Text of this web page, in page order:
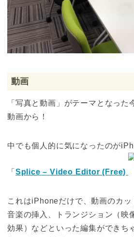
動画
「写真と動画」がテーマとなった
動画から！
中でも個人的に気になったのが
「 Splice – Video Editor (Free)
これはiPhoneだけで、動画のカッ
音楽の挿入、トランジション（映
効果）などといった編集ができち